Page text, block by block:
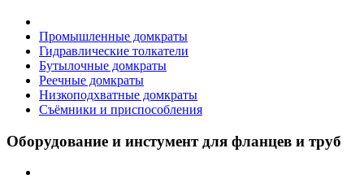
Промышленные домкраты
Гидравлические толкатели
Бутылочные домкраты
Реечные домкраты
Низкоподхватные домкраты
Съёмники и приспособления
Оборудование и инстумент для фланцев и труб